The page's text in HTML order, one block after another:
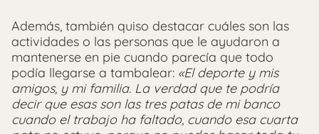
Además, también quiso destacar cuáles son las
actividades o las personas que le ayudaron a
mantenerse en pie cuando parecía que todo
podía llegarse a tambalear: «El deporte y mis
amigos, y mi familia. La verdad que te podría
decir que esas son las tres patas de mi banco
cuando el trabajo ha faltado, cuando esa cuarta